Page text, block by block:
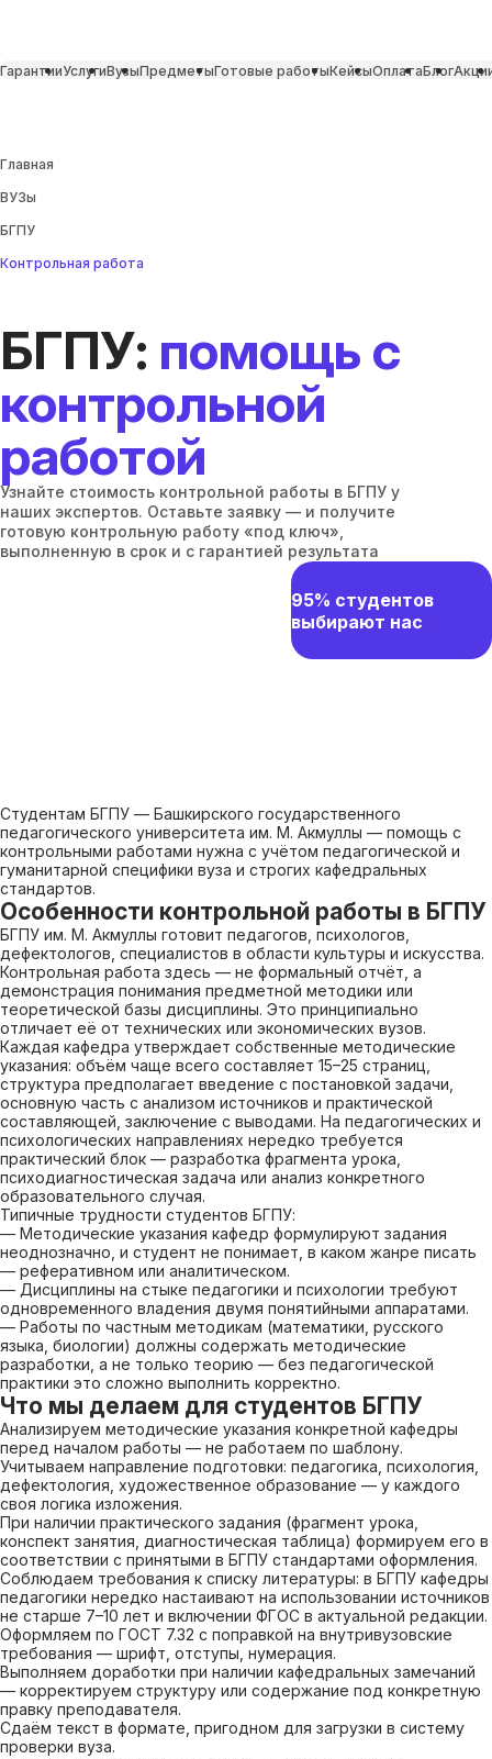
ГарантииУслугиВузыПредметыГотовые работыКейсыОплатаБлог
Главная
ВУЗы
БГПУ
Контрольная работа
БГПУ: помощь с
контрольной
работой
Узнайте стоимость контрольной работы в БГПУ у
наших экспертов. Оставьте заявку — и получите
готовую контрольную работу «под ключ»,
выполненную в срок и с гарантией результата
95% студентов
выбирают нас
Студентам БГПУ — Башкирского государственного
педагогического университета им. М. Акмуллы — помощь с
контрольными работами нужна с учётом педагогической и
гуманитарной специфики вуза и строгих кафедральных
стандартов.
Особенности контрольной работы в БГПУ
БГПУ им. М. Акмуллы готовит педагогов, психологов,
дефектологов, специалистов в области культуры и искусства.
Контрольная работа здесь — не формальный отчёт, а
демонстрация понимания предметной методики или
теоретической базы дисциплины. Это принципиально
отличает её от технических или экономических вузов.
Каждая кафедра утверждает собственные методические
указания: объём чаще всего составляет 15–25 страниц,
структура предполагает введение с постановкой задачи,
основную часть с анализом источников и практической
составляющей, заключение с выводами. На педагогических и
психологических направлениях нередко требуется
практический блок — разработка фрагмента урока,
психодиагностическая задача или анализ конкретного
образовательного случая.
Типичные трудности студентов БГПУ:
— Методические указания кафедр формулируют задания
неоднозначно, и студент не понимает, в каком жанре писать
— реферативном или аналитическом.
— Дисциплины на стыке педагогики и психологии требуют
одновременного владения двумя понятийными аппаратами.
— Работы по частным методикам (математики, русского
языка, биологии) должны содержать методические
разработки, а не только теорию — без педагогической
практики это сложно выполнить корректно.
Что мы делаем для студентов БГПУ
Анализируем методические указания конкретной кафедры
перед началом работы — не работаем по шаблону.
Учитываем направление подготовки: педагогика, психология,
дефектология, художественное образование — у каждого
своя логика изложения.
При наличии практического задания (фрагмент урока,
конспект занятия, диагностическая таблица) формируем его в
соответствии с принятыми в БГПУ стандартами оформления.
Соблюдаем требования к списку литературы: в БГПУ кафедры
педагогики нередко настаивают на использовании источников
не старше 7–10 лет и включении ФГОС в актуальной редакции.
Оформляем по ГОСТ 7.32 с поправкой на внутривузовские
требования — шрифт, отступы, нумерация.
Выполняем доработки при наличии кафедральных замечаний
— корректируем структуру или содержание под конкретную
правку преподавателя.
Сдаём текст в формате, пригодном для загрузки в систему
проверки вуза.